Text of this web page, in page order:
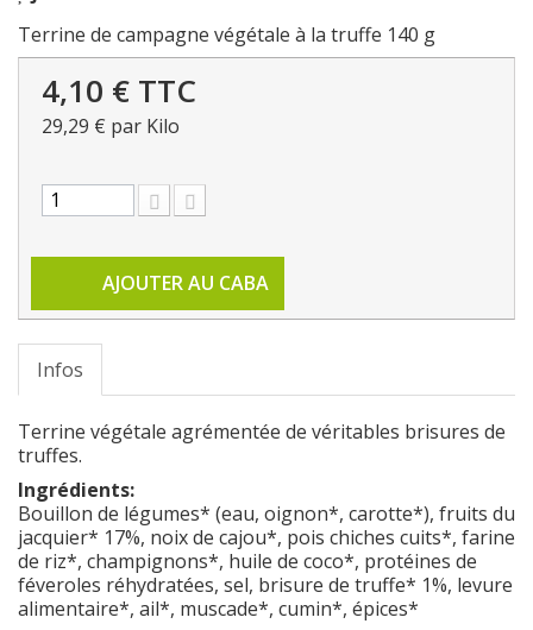
Terrine de campagne végétale à la truffe 140 g
4,10 € TTC
29,29 € par Kilo
AJOUTER AU CABA
Infos
Terrine végétale agrémentée de véritables brisures de
truffes.
Ingrédients:
Bouillon de légumes* (eau, oignon*, carotte*), fruits du
jacquier* 17%, noix de cajou*, pois chiches cuits*, farine
de riz*, champignons*, huile de coco*, protéines de
féveroles réhydratées, sel, brisure de truffe* 1%, levure
alimentaire*, ail*, muscade*, cumin*, épices*